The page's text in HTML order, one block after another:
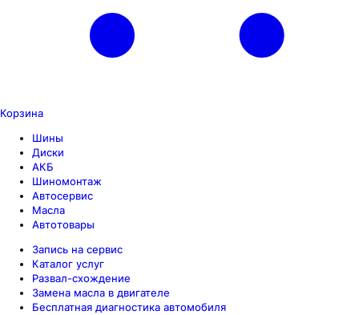
Корзина
Шины
Диски
АКБ
Шиномонтаж
Автосервис
Масла
Автотовары
Запись на сервис
Каталог услуг
Развал-схождение
Замена масла в двигателе
Бесплатная диагностика автомобиля